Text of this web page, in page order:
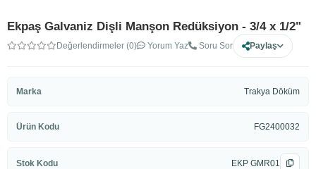
Ekpaş Galvaniz Dişli Manşon Redüksiyon - 3/4 x 1/2"
Değerlendirmeler (0) Yorum Yaz Soru Sor Paylaş
Marka Trakya Döküm
Ürün Kodu FG2400032
Stok Kodu EKP GMR01